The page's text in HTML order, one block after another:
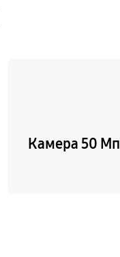
Камера 50 Мп